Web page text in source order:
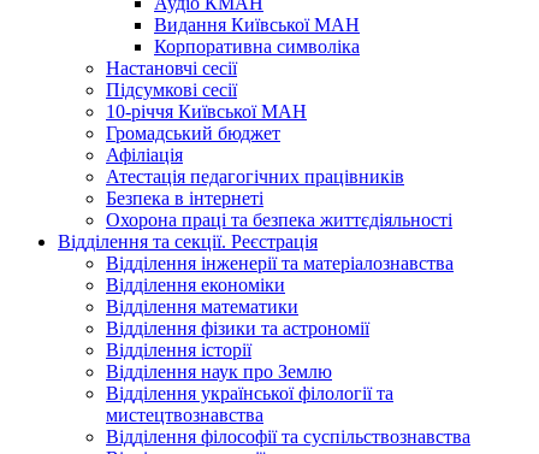
Видання Київської МАН
Корпоративна символіка
Настановчі сесії
Підсумкові сесії
10-річчя Київської МАН
Громадський бюджет
Афіліація
Атестація педагогічних працівників
Безпека в інтернеті
Охорона праці та безпека життєдіяльності
Відділення та секції. Реєстрація
Відділення інженерії та матеріалознавства
Відділення економіки
Відділення математики
Відділення фізики та астрономії
Відділення історії
Відділення наук про Землю
Відділення української філології та
мистецтвознавства
Відділення філософії та суспільствознавства